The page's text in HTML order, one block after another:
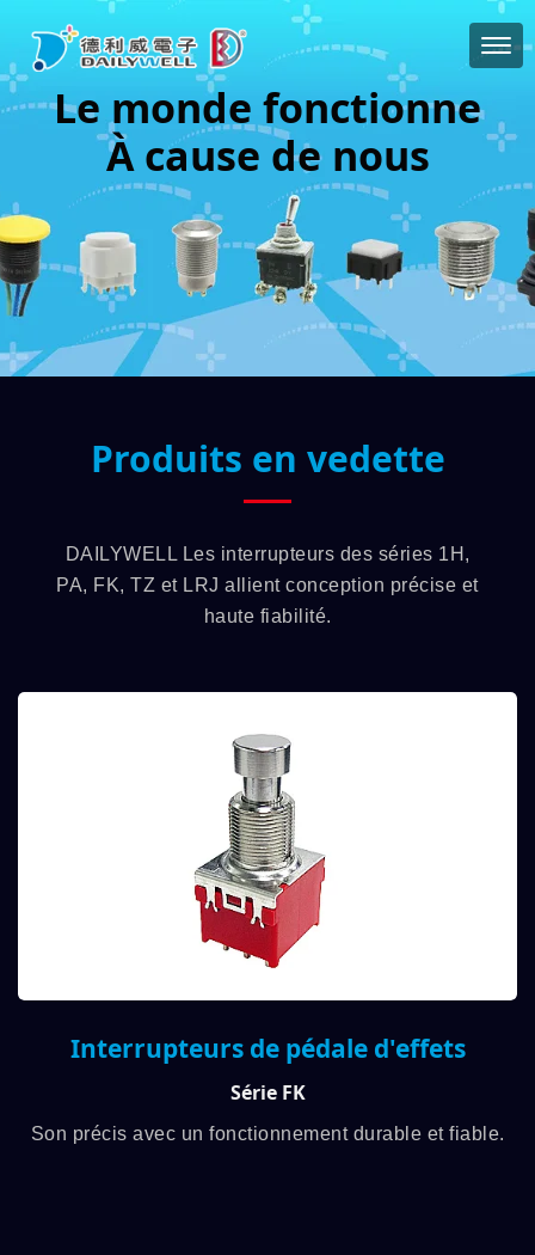
Le monde fonctionne
À cause de nous
Produits en vedette
DAILYWELL Les interrupteurs des séries 1H,
PA, FK, TZ et LRJ allient conception précise et
haute fiabilité.
Interrupteurs de pédale d'effets
Série FK
Son précis avec un fonctionnement durable et fiable.